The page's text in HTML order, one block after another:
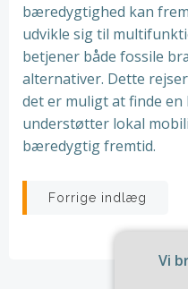
bæredygtighed kan
udvikle sig til
betjener både fossile
alternativer. Dette
det er muligt at finde en
understøtter lokal
bæredygtig fremtid.
Forrige indlæg
Vi